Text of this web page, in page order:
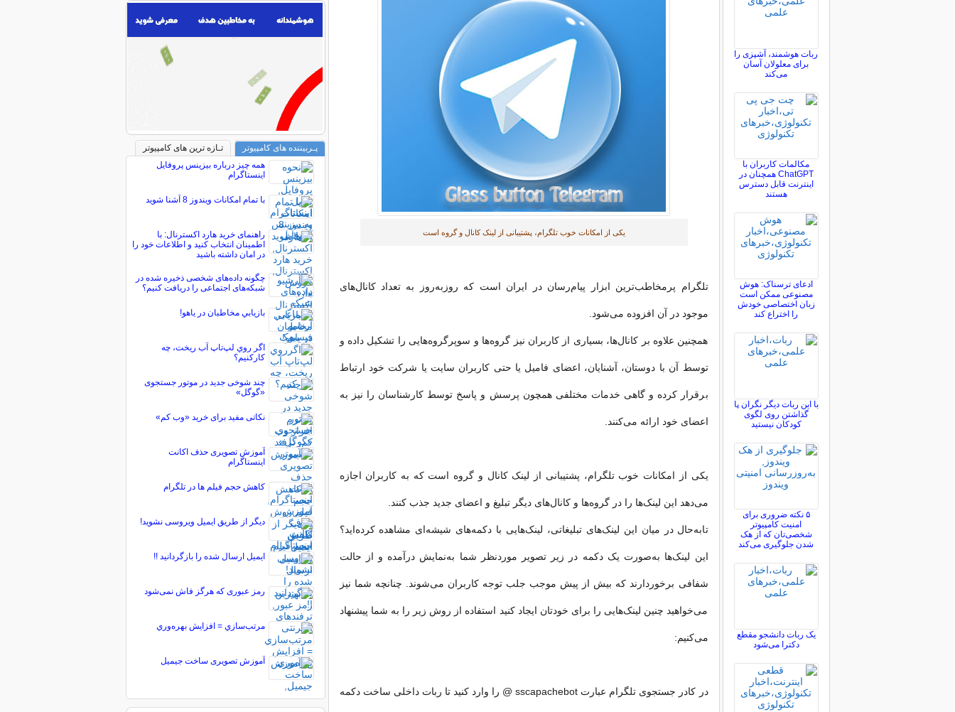
یکی از امکانات خوب تلگرام، پشتیبانی از لینک کانال و گروه است
تلگرام پرمخاطب‌ترین ابزار پیام‌رسان در ایران است که روزبه‌روز به تعداد کانال‌های
موجود در آن افزوده می‌شود.
همچنین علاوه بر کانال‌ها، بسیاری از کاربران نیز گروه‌ها و سوپرگروه‌هایی را تشکیل داده و
توسط آن با دوستان، آشنایان، اعضای فامیل یا حتی کاربران سایت یا شرکت خود ارتباط
برقرار کرده و گاهی خدمات مختلفی همچون پرسش و پاسخ توسط کارشناسان را نیز به
اعضای خود ارائه می‌کنند.
یکی از امکانات خوب تلگرام، پشتیبانی از لینک کانال و گروه است که به کاربران اجازه
می‌دهد این لینک‌ها را در گروه‌ها و کانال‌های دیگر تبلیغ و اعضای جدید جذب کنند.
تابه‌حال در میان این لینک‌های تبلیغاتی، لینک‌هایی با دکمه‌های شیشه‌ای مشاهده کرده‌اید؟
این لینک‌ها به‌صورت یک دکمه در زیر تصویر موردنظر شما به‌نمایش درآمده و از حالت
شفافی برخوردارند که بیش از پیش موجب جلب توجه کاربران می‌شوند. چنانچه شما نیز
می‌خواهید چنین لینک‌هایی را برای خودتان ایجاد کنید استفاده از روش زیر را به شما پیشنهاد
می‌کنیم:
در کادر جستجوی تلگرام عبارت sscapachebot @ را وارد کنید تا ربات داخلی ساخت دکمه
ربات هوشمند، آشپزی را
برای معلولان آسان
می‌کند
مکالمات کاربران با
ChatGPT همچنان در
اینترنت قابل دسترس
هستند
ادعای ترسناک: هوش
مصنوعی ممکن است
زبان اختصاصی خودش
را اختراع کند
با این ربات دیگر نگران پا
گذاشتن روی لگوی
کودکان نیستید
۵ نکته ضروری برای
امنیت کامپیوتر
شخصی‌تان که از هک
شدن جلوگیری می‌کند
یک ربات دانشجو مقطع
دکترا می‌شود
پـربیننده های کامپیوتر
تـازه ترین های کامپیوتر
همه چیز درباره بیزینس پروفایل
اینستاگرام
با تمام امکانات ویندوز 8 آشنا شوید
راهنمای خرید هارد اکسترنال: با
اطمینان انتخاب کنید و اطلاعات خود را
در امان داشته باشید
چگونه داده‌های شخصی ذخیره شده در
شبکه‌های اجتماعی را دریافت کنیم؟
بازيابي مخاطبان در ياهو!
اگر روي لپ‌تاپ آب ريخت، چه
کارکنيم؟
چند شوخی جدید در موتور جستجوی
«گوگل»
نکاتی مفید برای خرید «وب کم»
آموزش تصویری حذف اکانت
اینستاگرام
کاهش حجم فیلم ها در تلگرام
دیگر از طریق ایمیل ویروسی نشوید!
ایمیل ارسال شده را بازگردانید !!
رمز عبوری که هرگز فاش نمی‌شود
مرتب‌سازي = افزايش بهره‌وري
آموزش تصویری ساخت جیمیل